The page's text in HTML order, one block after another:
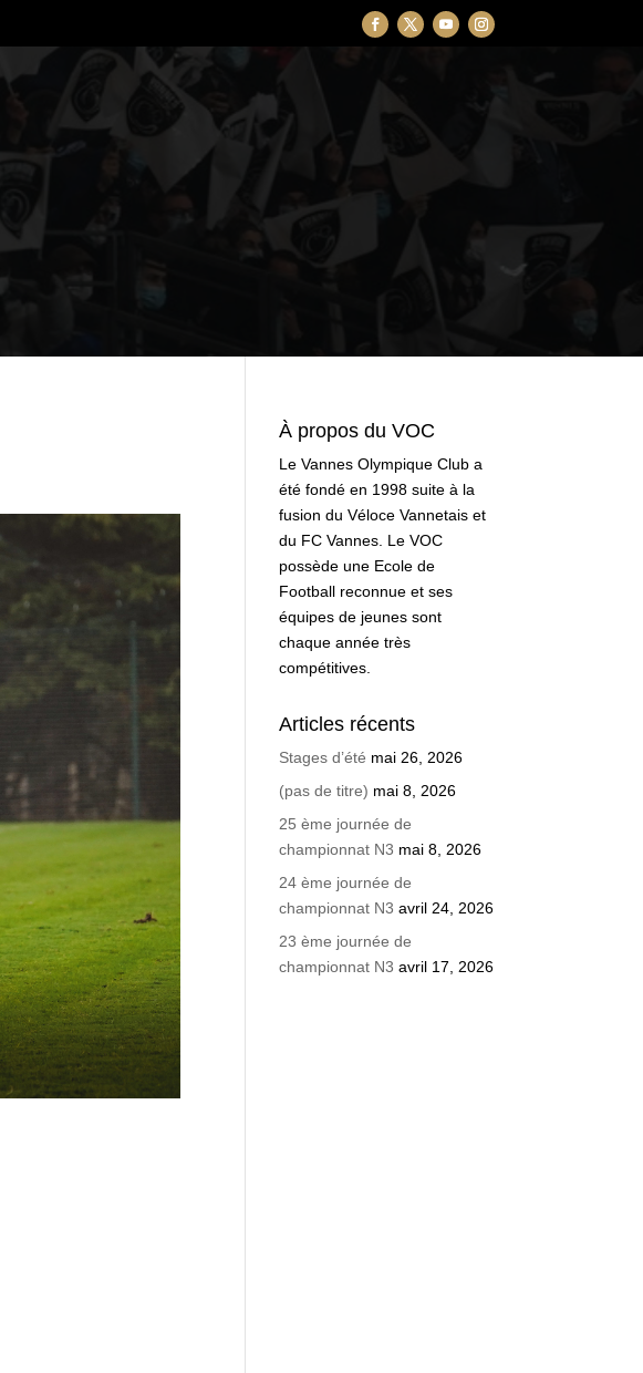
À propos du VOC
Le Vannes Olympique Club a
été fondé en 1998 suite à la
fusion du Véloce Vannetais et
du FC Vannes. Le VOC
possède une Ecole de
Football reconnue et ses
équipes de jeunes sont
chaque année très
compétitives.
Articles récents
Stages d’été mai 26, 2026
(pas de titre) mai 8, 2026
25 ème journée de
championnat N3 mai 8, 2026
24 ème journée de
championnat N3 avril 24, 2026
23 ème journée de
championnat N3 avril 17, 2026